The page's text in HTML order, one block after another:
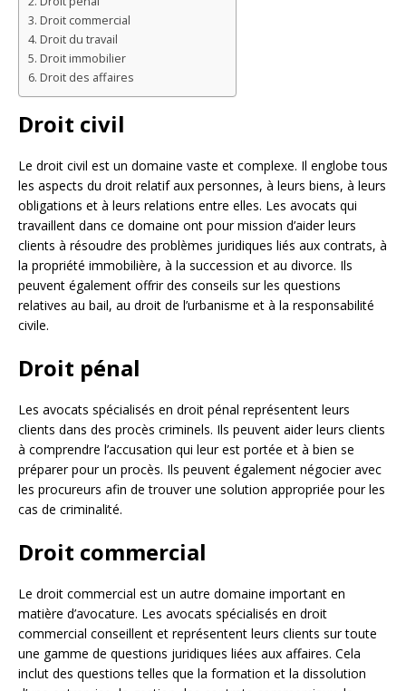
Droit commercial
Droit du travail
Droit immobilier
Droit des affaires
Droit civil
Le droit civil est un domaine vaste et complexe. Il englobe tous
les aspects du droit relatif aux personnes, à leurs biens, à leurs
obligations et à leurs relations entre elles. Les avocats qui
travaillent dans ce domaine ont pour mission d’aider leurs
clients à résoudre des problèmes juridiques liés aux contrats, à
la propriété immobilière, à la succession et au divorce. Ils
peuvent également offrir des conseils sur les questions
relatives au bail, au droit de l’urbanisme et à la responsabilité
civile.
Droit pénal
Les avocats spécialisés en droit pénal représentent leurs
clients dans des procès criminels. Ils peuvent aider leurs clients
à comprendre l’accusation qui leur est portée et à bien se
préparer pour un procès. Ils peuvent également négocier avec
les procureurs afin de trouver une solution appropriée pour les
cas de criminalité.
Droit commercial
Le droit commercial est un autre domaine important en
matière d’avocature. Les avocats spécialisés en droit
commercial conseillent et représentent leurs clients sur toute
une gamme de questions juridiques liées aux affaires. Cela
inclut des questions telles que la formation et la dissolution